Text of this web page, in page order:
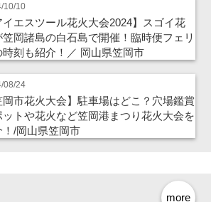
10/10
イエスツール花火大会2024】スゴイ花
笠岡諸島の白石島で開催！臨時便フェリ
時刻も紹介！／ 岡山県笠岡市
08/24
岡市花火大会】駐車場はどこ？穴場鑑賞
ットや花火など笠岡港まつり花火大会を
！/岡山県笠岡市
more